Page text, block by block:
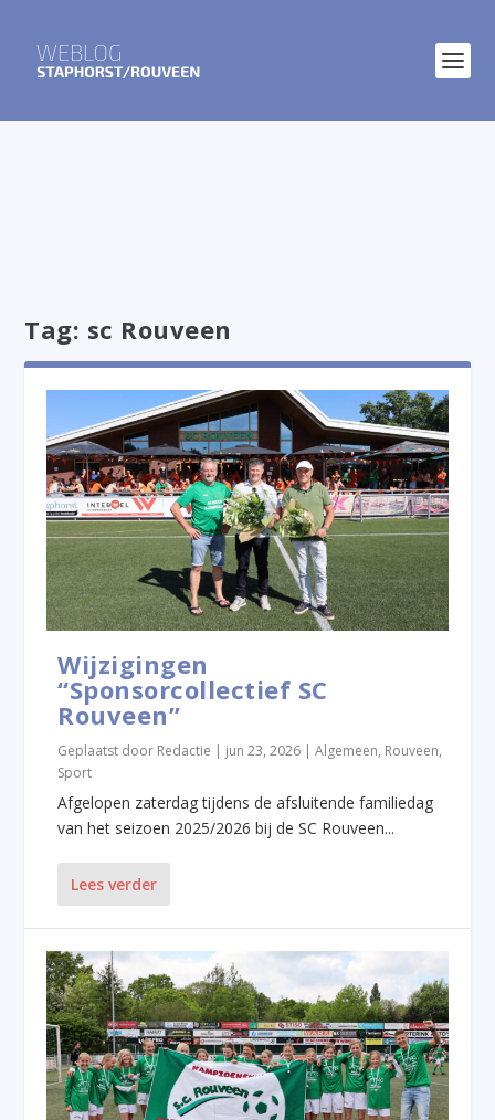
Tag: sc Rouveen
Wijzigingen
“Sponsorcollectief SC
Rouveen”
Geplaatst door Redactie | jun 23, 2026 |Algemeen, Rouveen,
Sport
Afgelopen zaterdag tijdens de afsluitende familiedag
van het seizoen 2025/2026 bij de SC Rouveen...
Lees verder